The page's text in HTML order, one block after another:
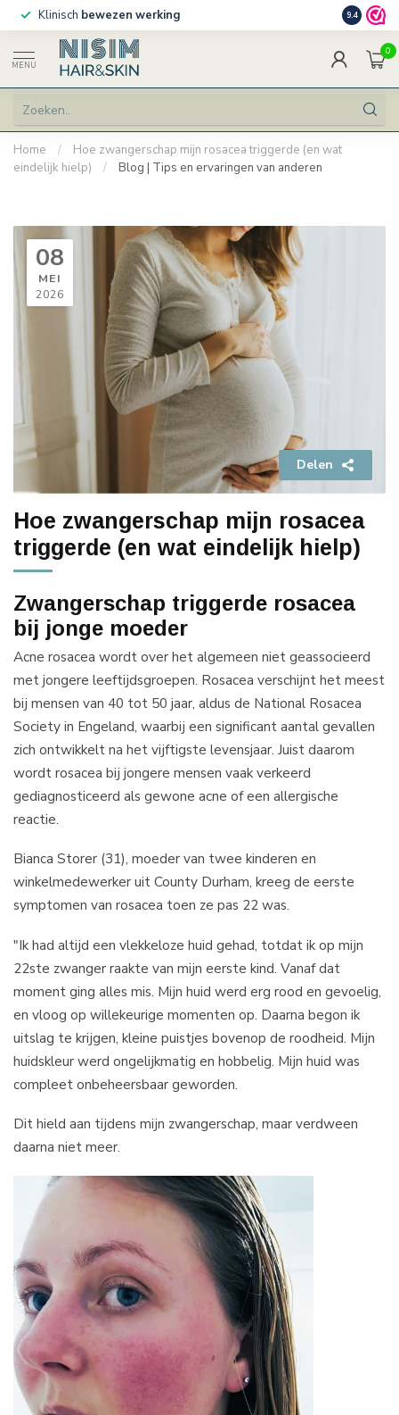
Klinisch bewezen werking 9.4
MENU
0
Home /
Hoe zwangerschap mijn rosacea triggerde (en wat
eindelijk hielp)
/ Blog | Tips en ervaringen van anderen
08
MEI
2026
Delen
Hoe zwangerschap mijn rosacea
triggerde (en wat eindelijk hielp)
Zwangerschap triggerde rosacea
bij jonge moeder
Acne rosacea wordt over het algemeen niet geassocieerd
met jongere leeftijdsgroepen. Rosacea verschijnt het meest
bij mensen van 40 tot 50 jaar, aldus de National Rosacea
Society in Engeland, waarbij een significant aantal gevallen
zich ontwikkelt na het vijftigste levensjaar. Juist daarom
wordt rosacea bij jongere mensen vaak verkeerd
gediagnosticeerd als gewone acne of een allergische
reactie.
Bianca Storer (31), moeder van twee kinderen en
winkelmedewerker uit County Durham, kreeg de eerste
symptomen van rosacea toen ze pas 22 was.
"Ik had altijd een vlekkeloze huid gehad, totdat ik op mijn
22ste zwanger raakte van mijn eerste kind. Vanaf dat
moment ging alles mis. Mijn huid werd erg rood en gevoelig,
en vloog op willekeurige momenten op. Daarna begon ik
uitslag te krijgen, kleine puistjes bovenop de roodheid. Mijn
huidskleur werd ongelijkmatig en hobbelig. Mijn huid was
compleet onbeheersbaar geworden.
Dit hield aan tijdens mijn zwangerschap, maar verdween
daarna niet meer.